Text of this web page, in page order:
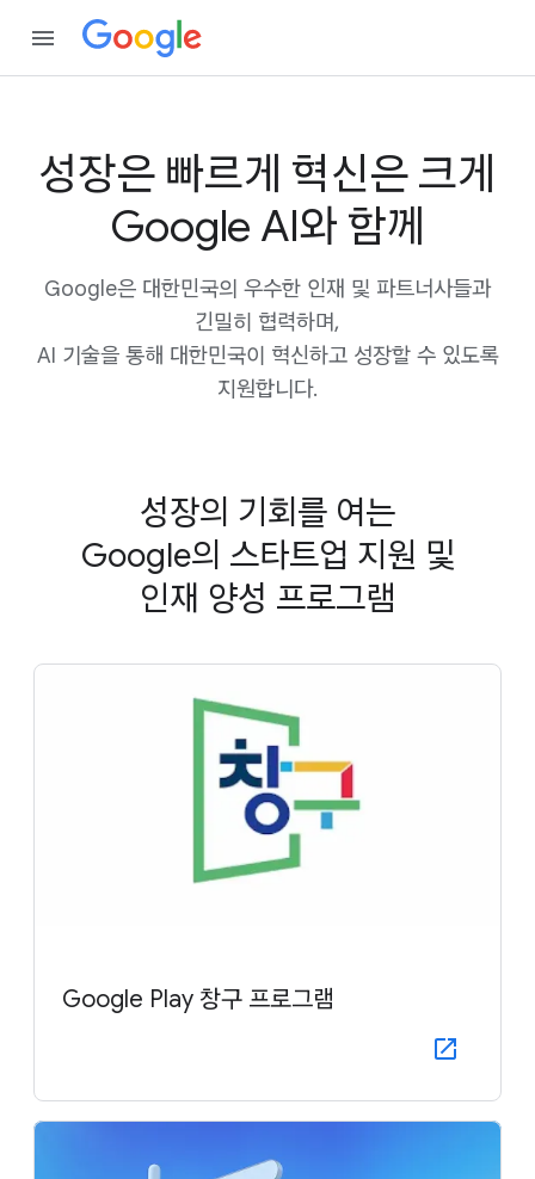
성장은 빠르게 혁신은 크게
Google AI와 함께
Google은 대한민국의 우수한 인재 및 파트너사들과
긴밀히 협력하며,
AI 기술을 통해 대한민국이 혁신하고 성장할 수 있도록
지원합니다.
성장의 기회를 여는
Google의 스타트업 지원 및
인재 양성 프로그램
Google Play 창구 프로그램